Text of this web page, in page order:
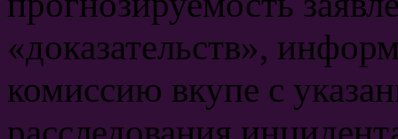
«доказательств»,
комиссию вкупе с